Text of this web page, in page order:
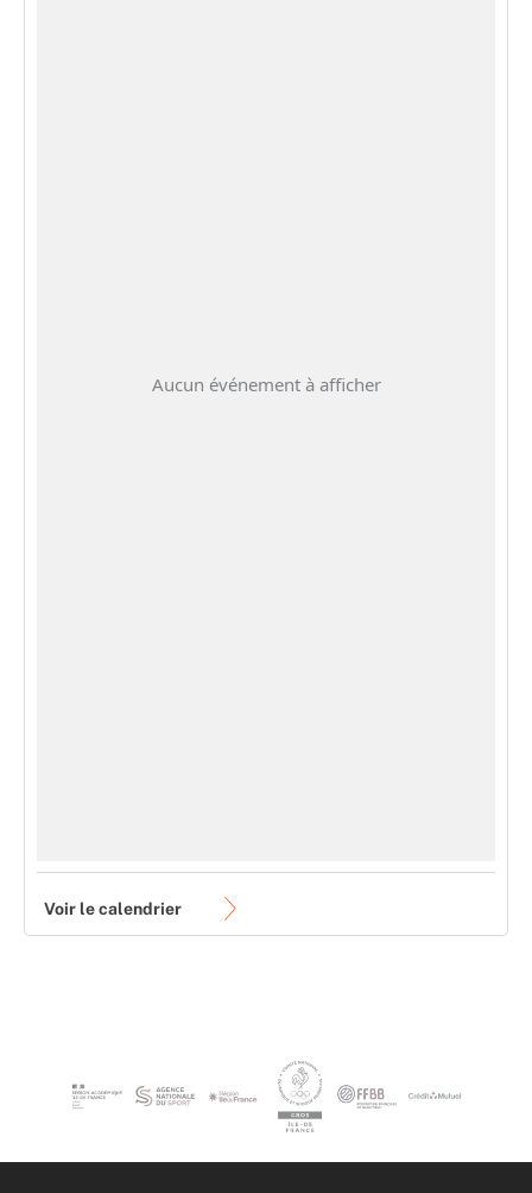
Aucun événement à afficher
Voir le calendrier